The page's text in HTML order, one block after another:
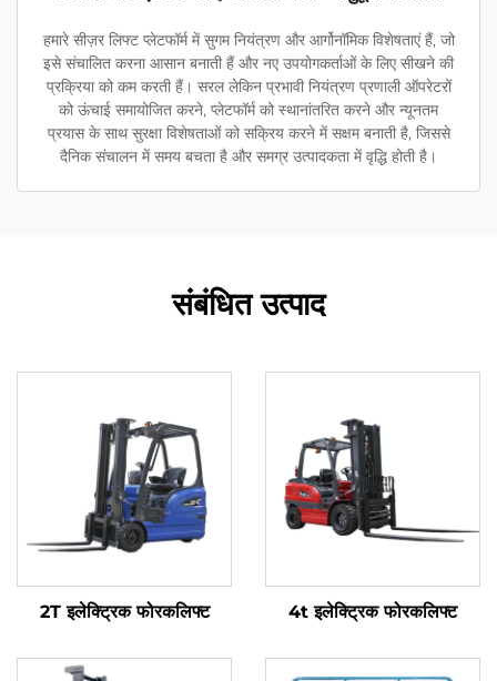
हमारे सीज़र लिफ्ट प्लेटफॉर्म में सुगम नियंत्रण और आर्गोनॉमिक विशेषताएं हैं, जो
इसे संचालित करना आसान बनाती हैं और नए उपयोगकर्ताओं के लिए सीखने की
प्रक्रिया को कम करती हैं। सरल लेकिन प्रभावी नियंत्रण प्रणाली ऑपरेटरों
को ऊंचाई समायोजित करने, प्लेटफॉर्म को स्थानांतरित करने और न्यूनतम
प्रयास के साथ सुरक्षा विशेषताओं को सक्रिय करने में सक्षम बनाती है, जिससे
दैनिक संचालन में समय बचता है और समग्र उत्पादकता में वृद्धि होती है।
संबंधित उत्पाद
2T इलेक्ट्रिक फोरकलिफ्ट 4t इलेक्ट्रिक फोरकलिफ्ट